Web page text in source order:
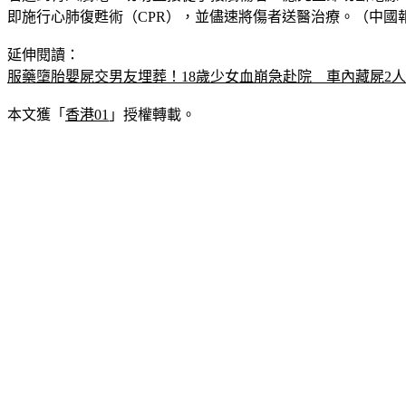
即施行心肺復甦術（CPR），並儘速將傷者送醫治療。（中國
延伸閱讀：
服藥墮胎嬰屍交男友埋葬！18歲少女血崩急赴院　車內藏屍2
本文獲「 香港01 」授權轉載。